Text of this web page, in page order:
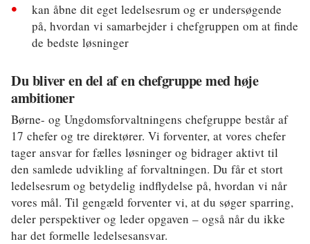
kan åbne dit eget ledelsesrum og er undersøgende
på, hvordan vi samarbejder i chefgruppen om at finde
de bedste løsninger
Du bliver en del af en chefgruppe med høje
ambitioner
Børne- og Ungdomsforvaltningens chefgruppe består af
17 chefer og tre direktører. Vi forventer, at vores chefer
tager ansvar for fælles løsninger og bidrager aktivt til
den samlede udvikling af forvaltningen. Du får et stort
ledelsesrum og betydelig indflydelse på, hvordan vi når
vores mål. Til gengæld forventer vi, at du søger sparring,
deler perspektiver og leder opgaven – også når du ikke
har det formelle ledelsesansvar.